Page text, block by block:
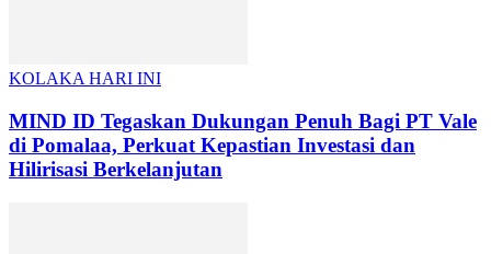
KOLAKA HARI INI
MIND ID Tegaskan Dukungan Penuh Bagi PT Vale
di Pomalaa, Perkuat Kepastian Investasi dan
Hilirisasi Berkelanjutan